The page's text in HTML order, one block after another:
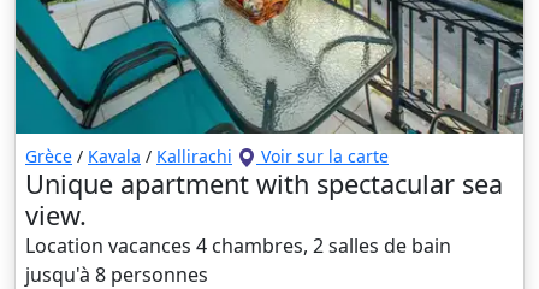
Grèce / Kavala / Kallirachi Voir sur la carte
Unique apartment with spectacular sea
view.
Location vacances 4 chambres, 2 salles de bain
jusqu'à 8 personnes